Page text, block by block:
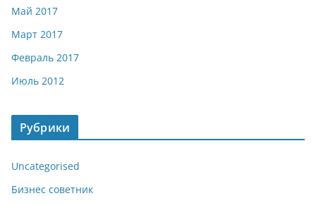
Май 2017
Март 2017
Февраль 2017
Июль 2012
Рубрики
Uncategorised
Бизнес советник